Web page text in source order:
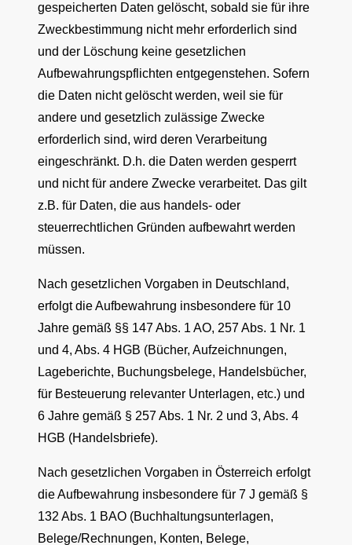
gespeicherten Daten gelöscht, sobald sie für ihre
Zweckbestimmung nicht mehr erforderlich sind
und der Löschung keine gesetzlichen
Aufbewahrungspflichten entgegenstehen. Sofern
die Daten nicht gelöscht werden, weil sie für
andere und gesetzlich zulässige Zwecke
erforderlich sind, wird deren Verarbeitung
eingeschränkt. D.h. die Daten werden gesperrt
und nicht für andere Zwecke verarbeitet. Das gilt
z.B. für Daten, die aus handels- oder
steuerrechtlichen Gründen aufbewahrt werden
müssen.
Nach gesetzlichen Vorgaben in Deutschland,
erfolgt die Aufbewahrung insbesondere für 10
Jahre gemäß §§ 147 Abs. 1 AO, 257 Abs. 1 Nr. 1
und 4, Abs. 4 HGB (Bücher, Aufzeichnungen,
Lageberichte, Buchungsbelege, Handelsbücher,
für Besteuerung relevanter Unterlagen, etc.) und
6 Jahre gemäß § 257 Abs. 1 Nr. 2 und 3, Abs. 4
HGB (Handelsbriefe).
Nach gesetzlichen Vorgaben in Österreich erfolgt
die Aufbewahrung insbesondere für 7 J gemäß §
132 Abs. 1 BAO (Buchhaltungsunterlagen,
Belege/Rechnungen, Konten, Belege,